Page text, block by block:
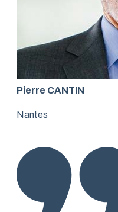
Pierre CANTIN
Nantes